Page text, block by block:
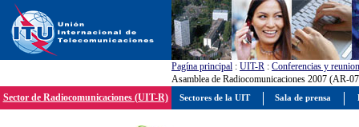
Pagína principal : UIT-R : Conferencias y
Asamblea de Radiocomunicaciones 2007 (AR-
Sector de Radiocomunicaciones (UIT-R)
Sectores de la UIT Sala de prensa